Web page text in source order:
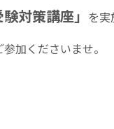
験対策講座」 を実
加くださいませ。